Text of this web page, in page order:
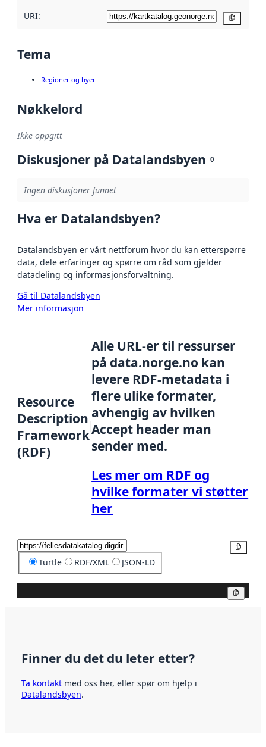
URI:
Tema
Regioner og byer
Nøkkelord
Ikke oppgitt
Diskusjoner på Datalandsbyen 0
Ingen diskusjoner funnet
Hva er Datalandsbyen?
Datalandsbyen er vårt nettforum hvor du kan etterspørre
data, dele erfaringer og spørre om råd som gjelder
datadeling og informasjonsforvaltning.
Gå til Datalandsbyen
Mer informasjon
Resource
Description
Framework
(RDF)
Alle URL-er til ressurser
på data.norge.no kan
levere RDF-metadata i
flere ulike formater,
avhengig av hvilken
Accept header man
sender med.
Les mer om RDF og
hvilke formater vi støtter
her
Turtle RDF/XML JSON-LD
Finner du det du leter etter?
Ta kontakt med oss her, eller spør om hjelp i
Datalandsbyen.